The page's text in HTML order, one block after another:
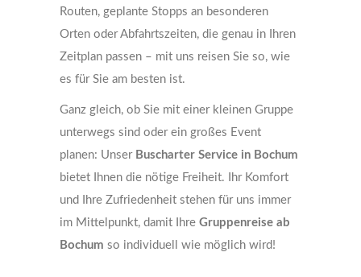
Routen, geplante Stopps an besonderen
Orten oder Abfahrtszeiten, die genau in Ihren
Zeitplan passen – mit uns reisen Sie so, wie
es für Sie am besten ist.
Ganz gleich, ob Sie mit einer kleinen Gruppe
unterwegs sind oder ein großes Event
planen: Unser Buscharter Service in Bochum
bietet Ihnen die nötige Freiheit. Ihr Komfort
und Ihre Zufriedenheit stehen für uns immer
im Mittelpunkt, damit Ihre Gruppenreise ab
Bochum so individuell wie möglich wird!